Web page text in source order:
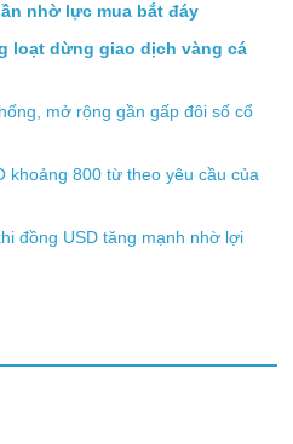
nhờ lực mua bắt đáy
loạt dừng giao dịch vàng cá
mở rộng gần gấp đôi số cổ
khoảng 800 từ theo yêu cầu của
đồng USD tăng mạnh nhờ lợi